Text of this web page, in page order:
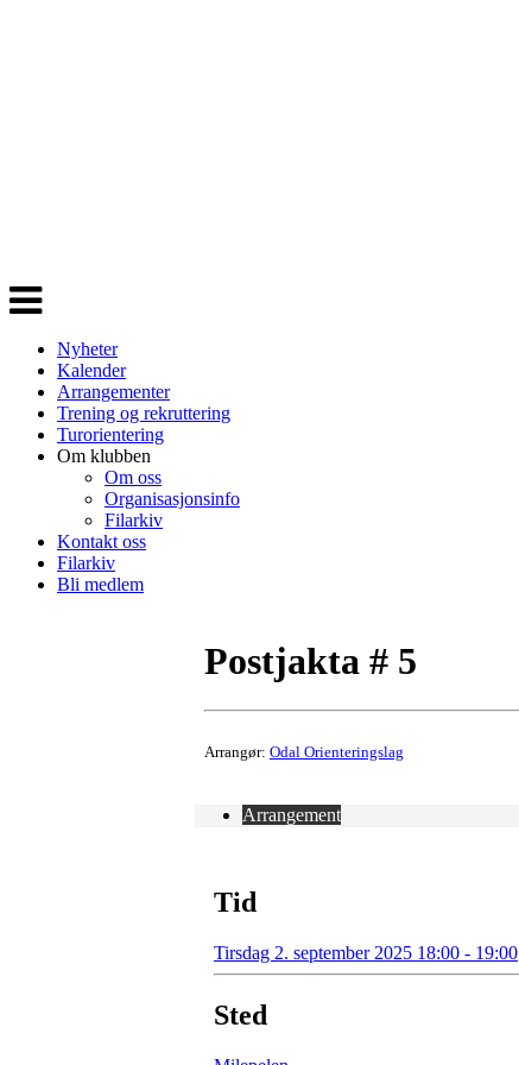
Veksle
navigasjon
Nyheter
Kalender
Arrangementer
Trening og rekruttering
Turorientering
Om klubben
Om oss
Organisasjonsinfo
Filarkiv
Kontakt oss
Filarkiv
Bli medlem
Postjakta # 5
Arrangør: Odal Orienteringslag
Arrangement
Tid
Tirsdag 2. september 2025 18:00 - 19:00
Sted